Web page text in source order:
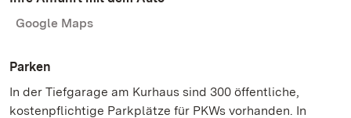
Google Maps
Parken
In der Tiefgarage am Kurhaus sind 300 öffentliche,
kostenpflichtige Parkplätze für PKWs vorhanden. In